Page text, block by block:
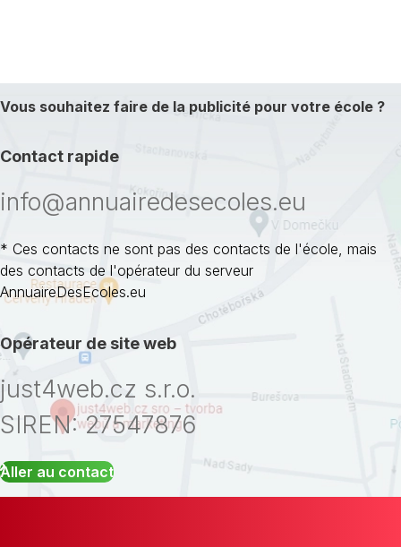
Vous souhaitez faire de la publicité pour votre école ?
Contact rapide
info@annuairedesecoles.eu
* Ces contacts ne sont pas des contacts de l'école, mais
des contacts de l'opérateur du serveur
AnnuaireDesEcoles.eu
Opérateur de site web
just4web.cz s.r.o.
SIREN: 27547876
Aller au contact